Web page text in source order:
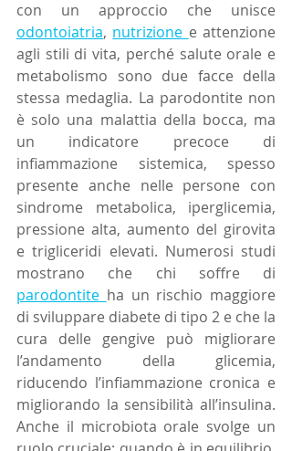
odontoiatria, nutrizione e attenzione
agli stili di vita, perché salute orale e
metabolismo sono due facce della
stessa medaglia. La parodontite non
è solo una malattia della bocca, ma
un indicatore precoce di
infiammazione sistemica, spesso
presente anche nelle persone con
sindrome metabolica, iperglicemia,
pressione alta, aumento del girovita
e trigliceridi elevati. Numerosi studi
parodontite ha un rischio maggiore
di sviluppare diabete di tipo 2 e che la
cura delle gengive può migliorare
l’andamento della glicemia,
riducendo l’infiammazione cronica e
migliorando la sensibilità all’insulina.
Anche il microbiota orale svolge un